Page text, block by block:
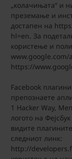
„колачињата“ и
преземање и
достапен на
hl=en. За
користење и
https://
Facebook
препознаете
1 Hacker Way,
логото на
видите
следниот линк:
http://